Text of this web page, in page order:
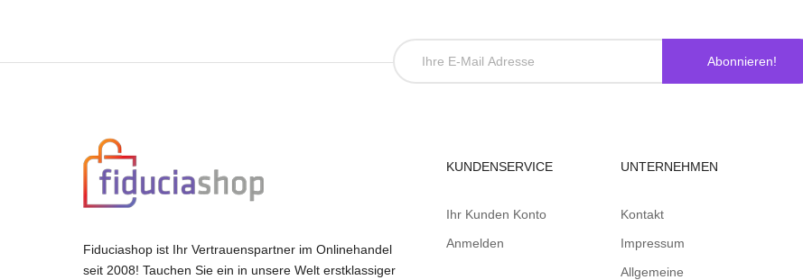
Abonnieren!
Fiduciashop ist Ihr Vertrauenspartner im Onlinehandel
seit 2008! Tauchen Sie ein in unsere Welt erstklassiger
KUNDENSERVICE
Ihr Kunden Konto
Anmelden
UNTERNEHMEN
Kontakt
Impressum
Allgemeine